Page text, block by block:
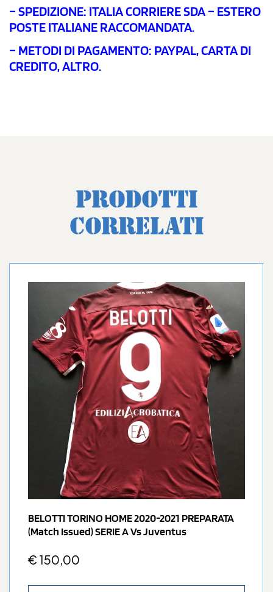
– SPEDIZIONE: ITALIA CORRIERE SDA – ESTERO
POSTE ITALIANE RACCOMANDATA.
– METODI DI PAGAMENTO: PAYPAL, CARTA DI
CREDITO, ALTRO.
PRODOTTI
CORRELATI
BELOTTI TORINO HOME 2020-2021 PREPARATA
(match Issued) SERIE A Vs Juventus
€ 150,00